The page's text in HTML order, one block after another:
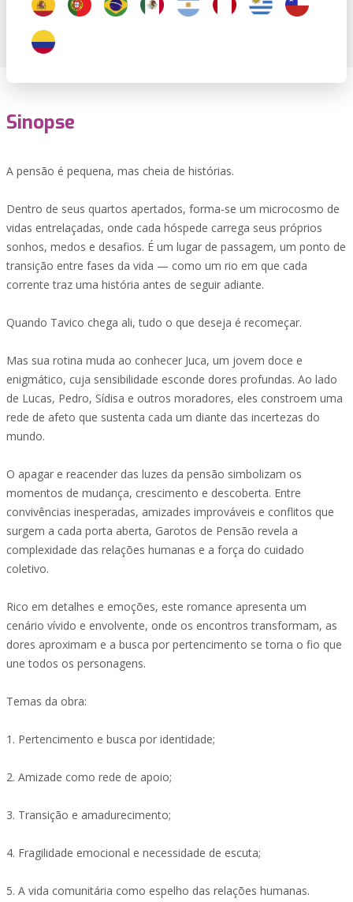
Sinopse
A pensão é pequena, mas cheia de histórias.
Dentro de seus quartos apertados, forma-se um microcosmo de
vidas entrelaçadas, onde cada hóspede carrega seus próprios
sonhos, medos e desafios. É um lugar de passagem, um ponto de
transição entre fases da vida — como um rio em que cada
corrente traz uma história antes de seguir adiante.
Quando Tavico chega ali, tudo o que deseja é recomeçar.
Mas sua rotina muda ao conhecer Juca, um jovem doce e
enigmático, cuja sensibilidade esconde dores profundas. Ao lado
de Lucas, Pedro, Sídisa e outros moradores, eles constroem uma
rede de afeto que sustenta cada um diante das incertezas do
mundo.
O apagar e reacender das luzes da pensão simbolizam os
momentos de mudança, crescimento e descoberta. Entre
convivências inesperadas, amizades improváveis e conflitos que
surgem a cada porta aberta, Garotos de Pensão revela a
complexidade das relações humanas e a força do cuidado
coletivo.
Rico em detalhes e emoções, este romance apresenta um
cenário vívido e envolvente, onde os encontros transformam, as
dores aproximam e a busca por pertencimento se torna o fio que
une todos os personagens.
Temas da obra:
1. Pertencimento e busca por identidade;
2. Amizade como rede de apoio;
3. Transição e amadurecimento;
4. Fragilidade emocional e necessidade de escuta;
5. A vida comunitária como espelho das relações humanas.